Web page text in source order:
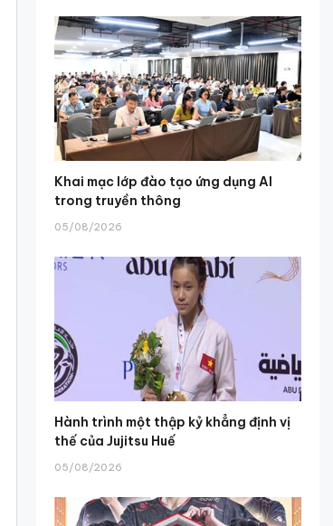
Khai mạc lớp đào tạo ứng dụng AI
trong truyền thông
05/08/2026
Hành trình một thập kỷ khẳng định vị
thế của Jujitsu Huế
05/08/2026